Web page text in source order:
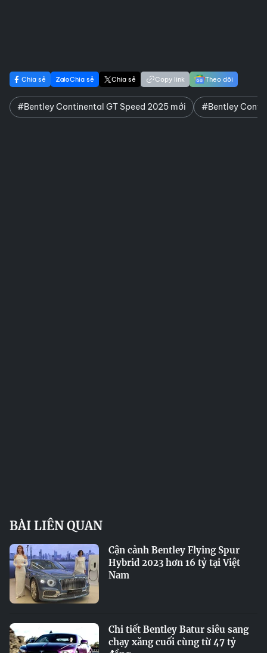
Chia sẻ Chia sẻ Chia sẻ Copy link Theo dõi
#Bentley Continental GT Speed 2025 mới #Bentley
BÀI LIÊN QUAN
Cận cảnh Bentley Flying Spur
Hybrid 2023 hơn 16 tỷ tại Việt
Nam
Chi tiết Bentley Batur siêu sang
chạy xăng cuối cùng từ 47 tỷ